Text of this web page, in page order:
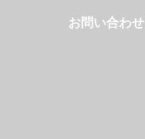
お問い合わせ